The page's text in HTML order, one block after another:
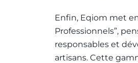
Enfin, Eqiom met
Professionnels”,
responsables et
artisans. Cette